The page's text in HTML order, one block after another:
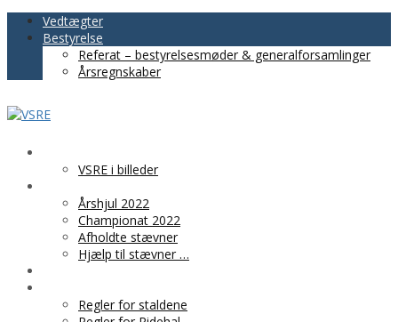
Vedtægter
Bestyrelse
Referat – bestyrelsesmøder & generalforsamlinger
Årsregnskaber
VSRE i billeder
Årshjul 2022
Championat 2022
Afholdte stævner
Hjælp til stævner …
Regler for staldene